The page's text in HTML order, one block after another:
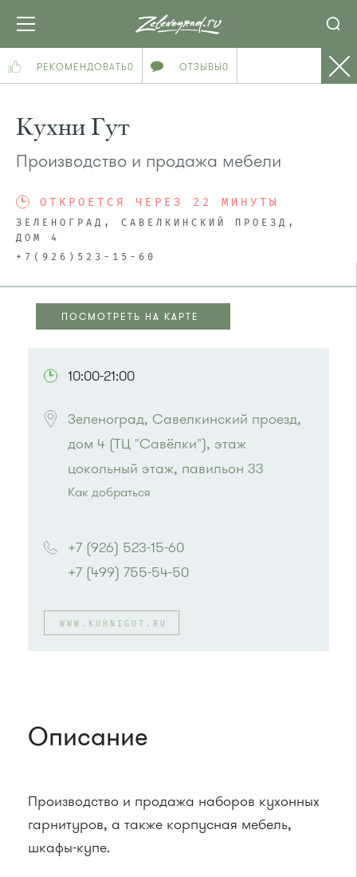
РЕКОМЕНДОВАТЬ0 ОТЗЫВЫ0
Кухни Гут
Производство и продажа мебели
ОТКРОЕТСЯ ЧЕРЕЗ 22 МИНУТЫ
ЗЕЛЕНОГРАД, САВЕЛКИНСКИЙ ПРОЕЗД,
ДОМ 4
+7(926)523-15-60
ПОСМОТРЕТЬ НА КАРТЕ
10:00-21:00
Зеленоград, Савелкинский проезд,
дом 4 (ТЦ "Савёлки"), этаж
Как добраться
Автобусы № 1, 3, 8, 11, 19, 29, 32, 400, 400э.
Маршрутка № 408м, 419м, 476м
или до остановки"Парк Победы"
Маршрутка № 409м, 419м
+7 (926) 523-15-60
+7 (499) 755-54-50
WWW.KUHNIGUT.RU
Описание
Производство и продажа наборов кухонных
гарнитуров, а также корпусная мебель,
шкафы-купе.